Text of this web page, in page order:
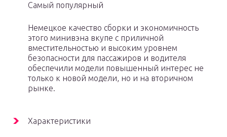
Самый популярный
Немецкое качество сборки и экономичность
этого минивэна вкупе с приличной
вместительностью и высоким уровнем
безопасности для пассажиров и водителя
обеспечили модели повышенный интерес не
только к новой модели, но и на вторичном
рынке.
Характеристики